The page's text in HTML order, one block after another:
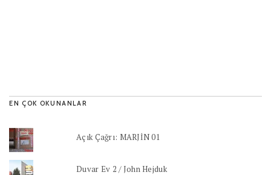
EN ÇOK OKUNANLAR
Açık Çağrı: MARJİN 01
Duvar Ev 2 / John Hejduk